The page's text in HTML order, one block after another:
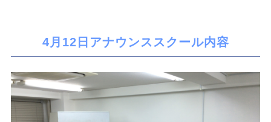
4月12日アナウンススクール内容